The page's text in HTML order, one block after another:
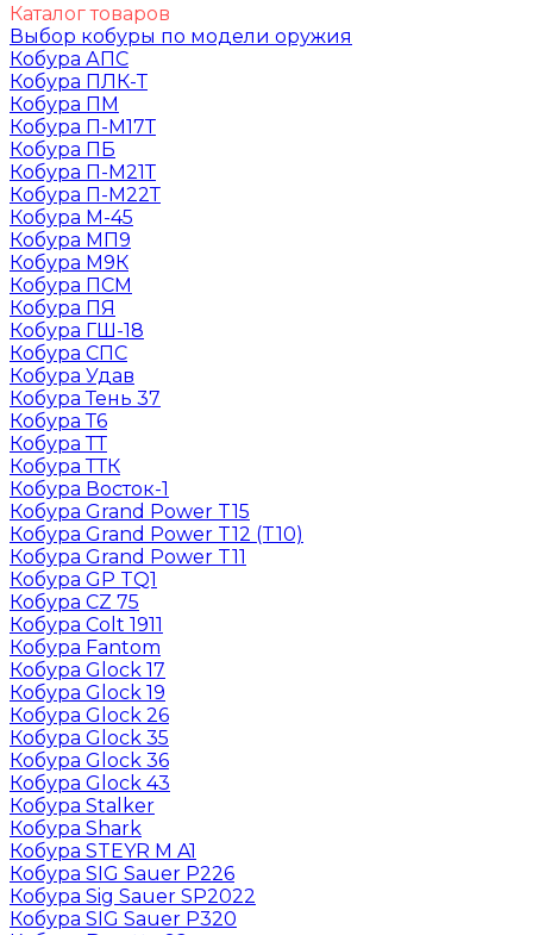
Каталог товаров
Выбор кобуры по модели оружия
Кобура АПС
Кобура ПЛК-Т
Кобура ПМ
Кобура П-М17Т
Кобура ПБ
Кобура П-М21Т
Кобура П-М22Т
Кобура М-45
Кобура МП9
Кобура М9К
Кобура ПСМ
Кобура ПЯ
Кобура ГШ-18
Кобура СПС
Кобура Удав
Кобура Тень 37
Кобура Т6
Кобура ТТ
Кобура ТТК
Кобура Восток-1
Кобура Grand Power T15
Кобура Grand Power T12 (T10)
Кобура Grand Power T11
Кобура GP TQ1
Кобура CZ 75
Кобура Colt 1911
Кобура Fantom
Кобура Glock 17
Кобура Glock 19
Кобура Glock 26
Кобура Glock 35
Кобура Glock 36
Кобура Glock 43
Кобура Stalker
Кобура Shark
Кобура STEYR M A1
Кобура SIG Sauer P226
Кобура Sig Sauer SP2022
Кобура SIG Sauer P320